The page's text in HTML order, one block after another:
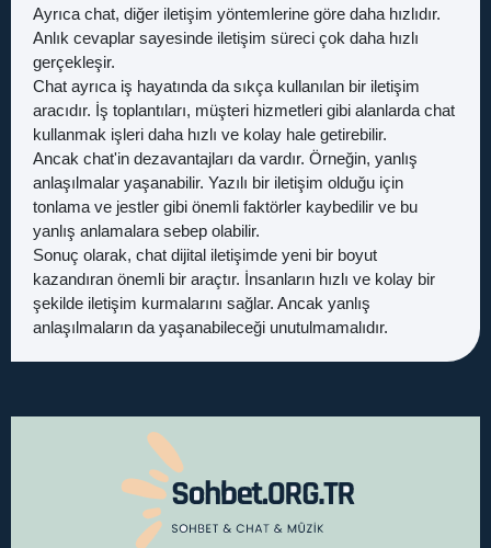
Ayrıca chat, diğer iletişim yöntemlerine göre daha hızlıdır.
Anlık cevaplar sayesinde iletişim süreci çok daha hızlı
gerçekleşir.
Chat ayrıca iş hayatında da sıkça kullanılan bir iletişim
aracıdır. İş toplantıları, müşteri hizmetleri gibi alanlarda chat
kullanmak işleri daha hızlı ve kolay hale getirebilir.
Ancak chat'in dezavantajları da vardır. Örneğin, yanlış
anlaşılmalar yaşanabilir. Yazılı bir iletişim olduğu için
tonlama ve jestler gibi önemli faktörler kaybedilir ve bu
yanlış anlamalara sebep olabilir.
Sonuç olarak, chat dijital iletişimde yeni bir boyut
kazandıran önemli bir araçtır. İnsanların hızlı ve kolay bir
şekilde iletişim kurmalarını sağlar. Ancak yanlış
anlaşılmaların da yaşanabileceği unutulmamalıdır.